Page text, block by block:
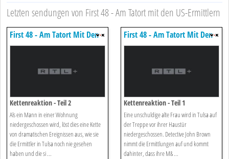
Letzten sendungen von First 48 - Am Tatort mit den US-Ermittlern
First 48 - Am Tatort Mit Den
Us-ermittlern
Kettenreaktion - Teil 2
Als ein Mann in einer Wohnung
niedergeschossen wird, löst dies eine Kette
von dramatischen Ereignissen aus, wie sie
die Ermittler in Tulsa noch nie gesehen
haben und die si ...
First 48 - Am Tatort Mit Den
Us-ermittlern
Kettenreaktion - Teil 1
Eine unschuldige alte Frau wird in Tulsa auf
der Treppe vor ihrer Haustür
niedergeschossen. Detective John Brown
nimmt die Ermittlungen auf und kommt
dahinter, dass ihre M& ...